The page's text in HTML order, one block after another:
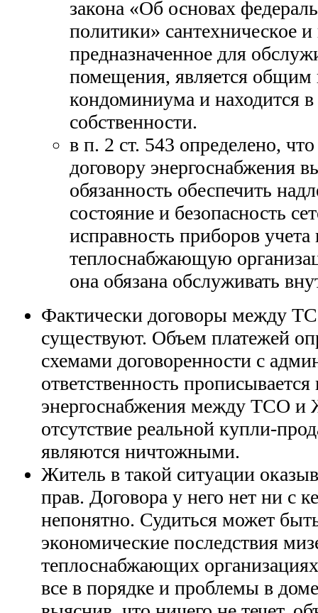
закона «Об основах
политики» сантехническое
предназначенное для
помещения, является
кондоминиума и находится
собственности.
в п. 2 ст. 543 определено,
договору энергоснабжения
обязанность обеспечить
состояние и безопасность
исправность приборов учета
теплоснабжающую
она обязана обслуживать
Фактически договоры между
существуют. Объем платежей
схемами договоренности с
ответственность прописывается
энергоснабжения между ТСО
отсутствие реальной купли-
являются ничтожными.
Житель в такой ситуации
прав. Договора у него нет ни с
непонятно. Судиться может
экономические последствия
теплоснабжающих
все в порядке и проблемы в